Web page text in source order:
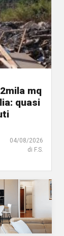
mq
quasi
04/08/2026
di F.S.